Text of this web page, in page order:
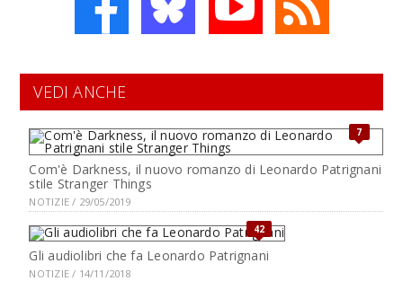
VEDI ANCHE
7
Com'è Darkness, il nuovo romanzo di Leonardo Patrignani
stile Stranger Things
NOTIZIE / 29/05/2019
42
Gli audiolibri che fa Leonardo Patrignani
NOTIZIE / 14/11/2018